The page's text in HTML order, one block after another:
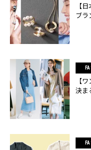
【
ブラ
【
決ま